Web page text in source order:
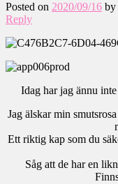
Posted on 2020/09/16 by
Reply
Idag har jag ännu
Jag älskar min
Ett riktig kap som du
Såg att de har en